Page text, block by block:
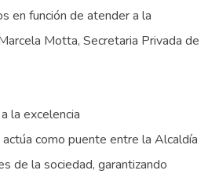
en función de atender a la
Motta, Secretaria Privada de
la excelencia
como puente entre la Alcaldía
de la sociedad, garantizando